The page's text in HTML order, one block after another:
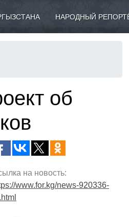
НАРОДНЫЙ
об
на новость:
www.for.kg/news-920336-